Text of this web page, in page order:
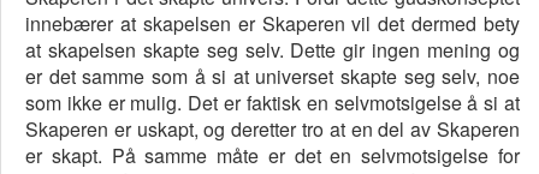
innebærer at skapelsen er Skaperen vil det dermed bety
at skapelsen skapte seg selv. Dette gir ingen mening og
er det samme som å si at universet skapte seg selv, noe
som ikke er mulig. Det er faktisk en selvmotsigelse å si at
Skaperen er uskapt, og deretter tro at en del av Skaperen
er skapt. På samme måte er det en selvmotsigelse for